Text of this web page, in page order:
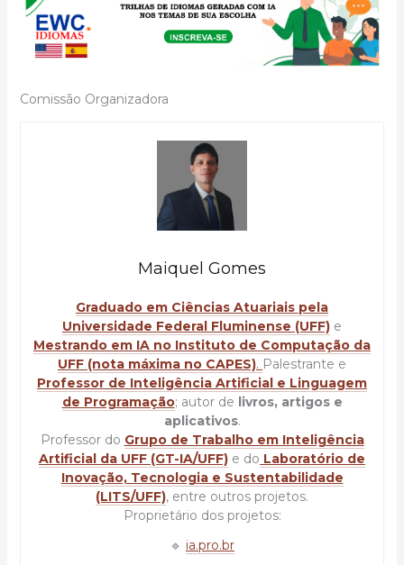
Comissão Organizadora
Maiquel Gomes
Graduado em Ciências Atuariais pela
Universidade Federal Fluminense (UFF) e
Mestrando em IA no Instituto de Computação da
UFF (nota máxima no CAPES). Palestrante e
Professor de Inteligência Artificial e Linguagem
de Programação; autor de livros, artigos e
aplicativos.
Professor do Grupo de Trabalho em Inteligência
Artificial da UFF (GT-IA/UFF) e do Laboratório de
Inovação, Tecnologia e Sustentabilidade
(LITS/UFF), entre outros projetos.
Proprietário dos projetos:
🔹 ia.pro.br